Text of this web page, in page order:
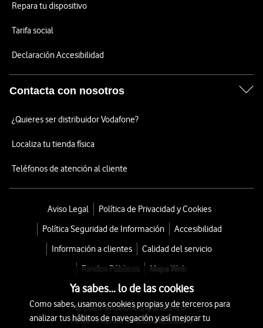
Repara tu dispositivo
Tarifa social
Declaración Accesibilidad
Contacta con nosotros
¿Quieres ser distribuidor Vodafone?
Localiza tu tienda física
Teléfonos de atención al cliente
Aviso Legal
Política de Privacidad y Cookies
Política Seguridad de Información
Accesibilidad
Información a clientes
Calidad del servicio
Fondos Públicos
Mapa Web
© 2026 Vodafone España S.A.U.
Avda. América 115, 28042 Madrid
Ya sabes... lo de las cookies
Como sabes, usamos cookies propias y de terceros para
analizar tus hábitos de navegación y así mejorar tu